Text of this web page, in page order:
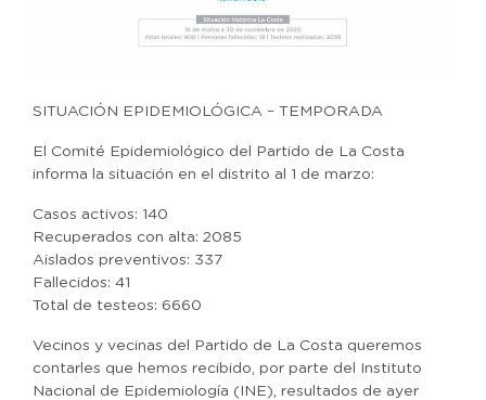
SITUACIÓN EPIDEMIOLÓGICA – TEMPORADA
El Comité Epidemiológico del Partido de La Costa
informa la situación en el distrito al 1 de marzo:
Casos activos: 140
Recuperados con alta: 2085
Aislados preventivos: 337
Fallecidos: 41
Total de testeos: 6660
Vecinos y vecinas del Partido de La Costa queremos
contarles que hemos recibido, por parte del Instituto
Nacional de Epidemiología (INE), resultados de ayer